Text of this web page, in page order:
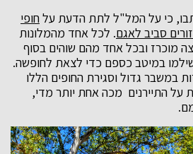
כי על המל"ל לתת הדעת על חופי
סביב לאגם. לכל אחד מהמלונות
מוכרז ובכל אחד מהם שוהים בסוף
במיטב כספם כדי לצאת לחופשה.
במשבר גדול וסגירת החופים הללו
על התיירנים מכה אחת יותר מדי,